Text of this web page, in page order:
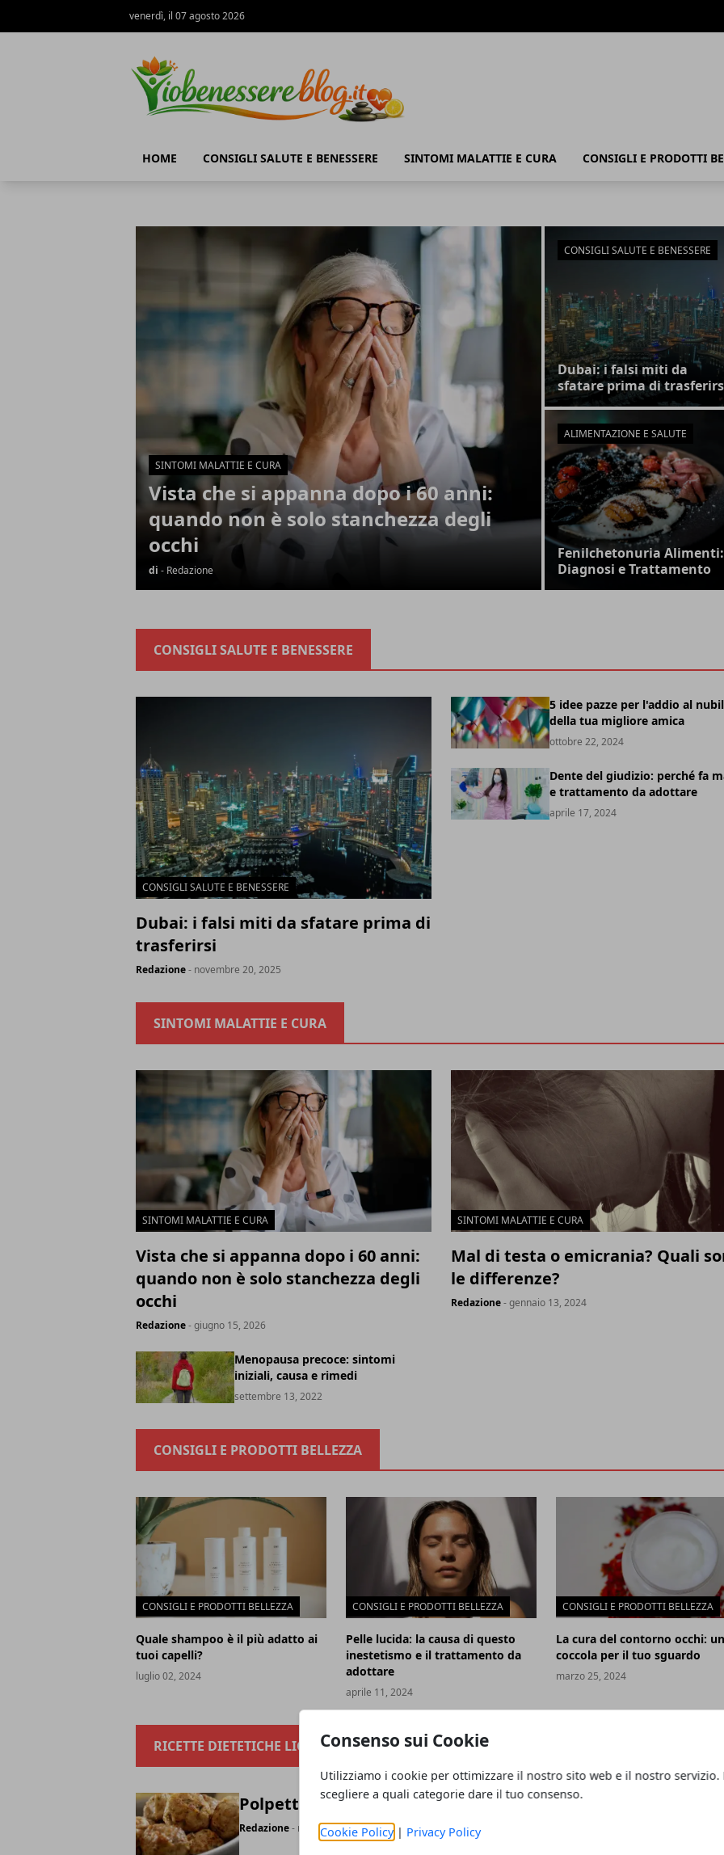
Consenso sui Cookie
Utilizziamo i cookie per ottimizzare il nostro sito web e il nostro servizio.
scegliere a quali categorie dare il tuo consenso.
Cookie Policy| Privacy Policy
venerdì, il 07 agosto 2026
HOME CONSIGLI SALUTE E BENESSERE SINTOMI MALATTIE E CURA CONSIGLI E PRODOTTI
Articoli in Evidenza
SINTOMI MALATTIE E CURA
Vista che si appanna dopo i 60 anni:
quando non è solo stanchezza degli
occhi
di - Redazione
CONSIGLI SALUTE E BENESSERE
Dubai: i falsi miti da
sfatare prima di
ALIMENTAZIONE E SALUTE
Fenilchetonuria Alimenti:
Diagnosi e Trattamento
CONSIGLI SALUTE E BENESSERE
CONSIGLI SALUTE E BENESSERE
Dubai: i falsi miti da sfatare prima di
trasferirsi
Redazione- novembre 20, 2025
5 idee pazze per l'addio al
della tua migliore amica
ottobre 22, 2024
Dente del giudizio: perché fa
e trattamento da adottare
aprile 17, 2024
SINTOMI MALATTIE E CURA
SINTOMI MALATTIE E CURA
Vista che si appanna dopo i 60 anni:
quando non è solo stanchezza degli
occhi
Redazione- giugno 15, 2026
SINTOMI MALATTIE E CURA
Mal di testa o emicrania? Quali
le differenze?
Redazione- gennaio 13, 2024
Menopausa precoce: sintomi
iniziali, causa e rimedi
settembre 13, 2022
CONSIGLI E PRODOTTI BELLEZZA
CONSIGLI E PRODOTTI BELLEZZA
Quale shampoo è il più adatto ai
tuoi capelli?
luglio 02, 2024
CONSIGLI E PRODOTTI BELLEZZA
Pelle lucida: la causa di questo
inestetismo e il trattamento da
adottare
aprile 11, 2024
CONSIGLI E PRODOTTI BELLEZZA
La cura del contorno occhi:
coccola per il tuo sguardo
marzo 25, 2024
RICETTE DIETETICHE LIGHT
Polpette di pollo e tacchino: ricetta facile
Redazione- maggio 05, 2020